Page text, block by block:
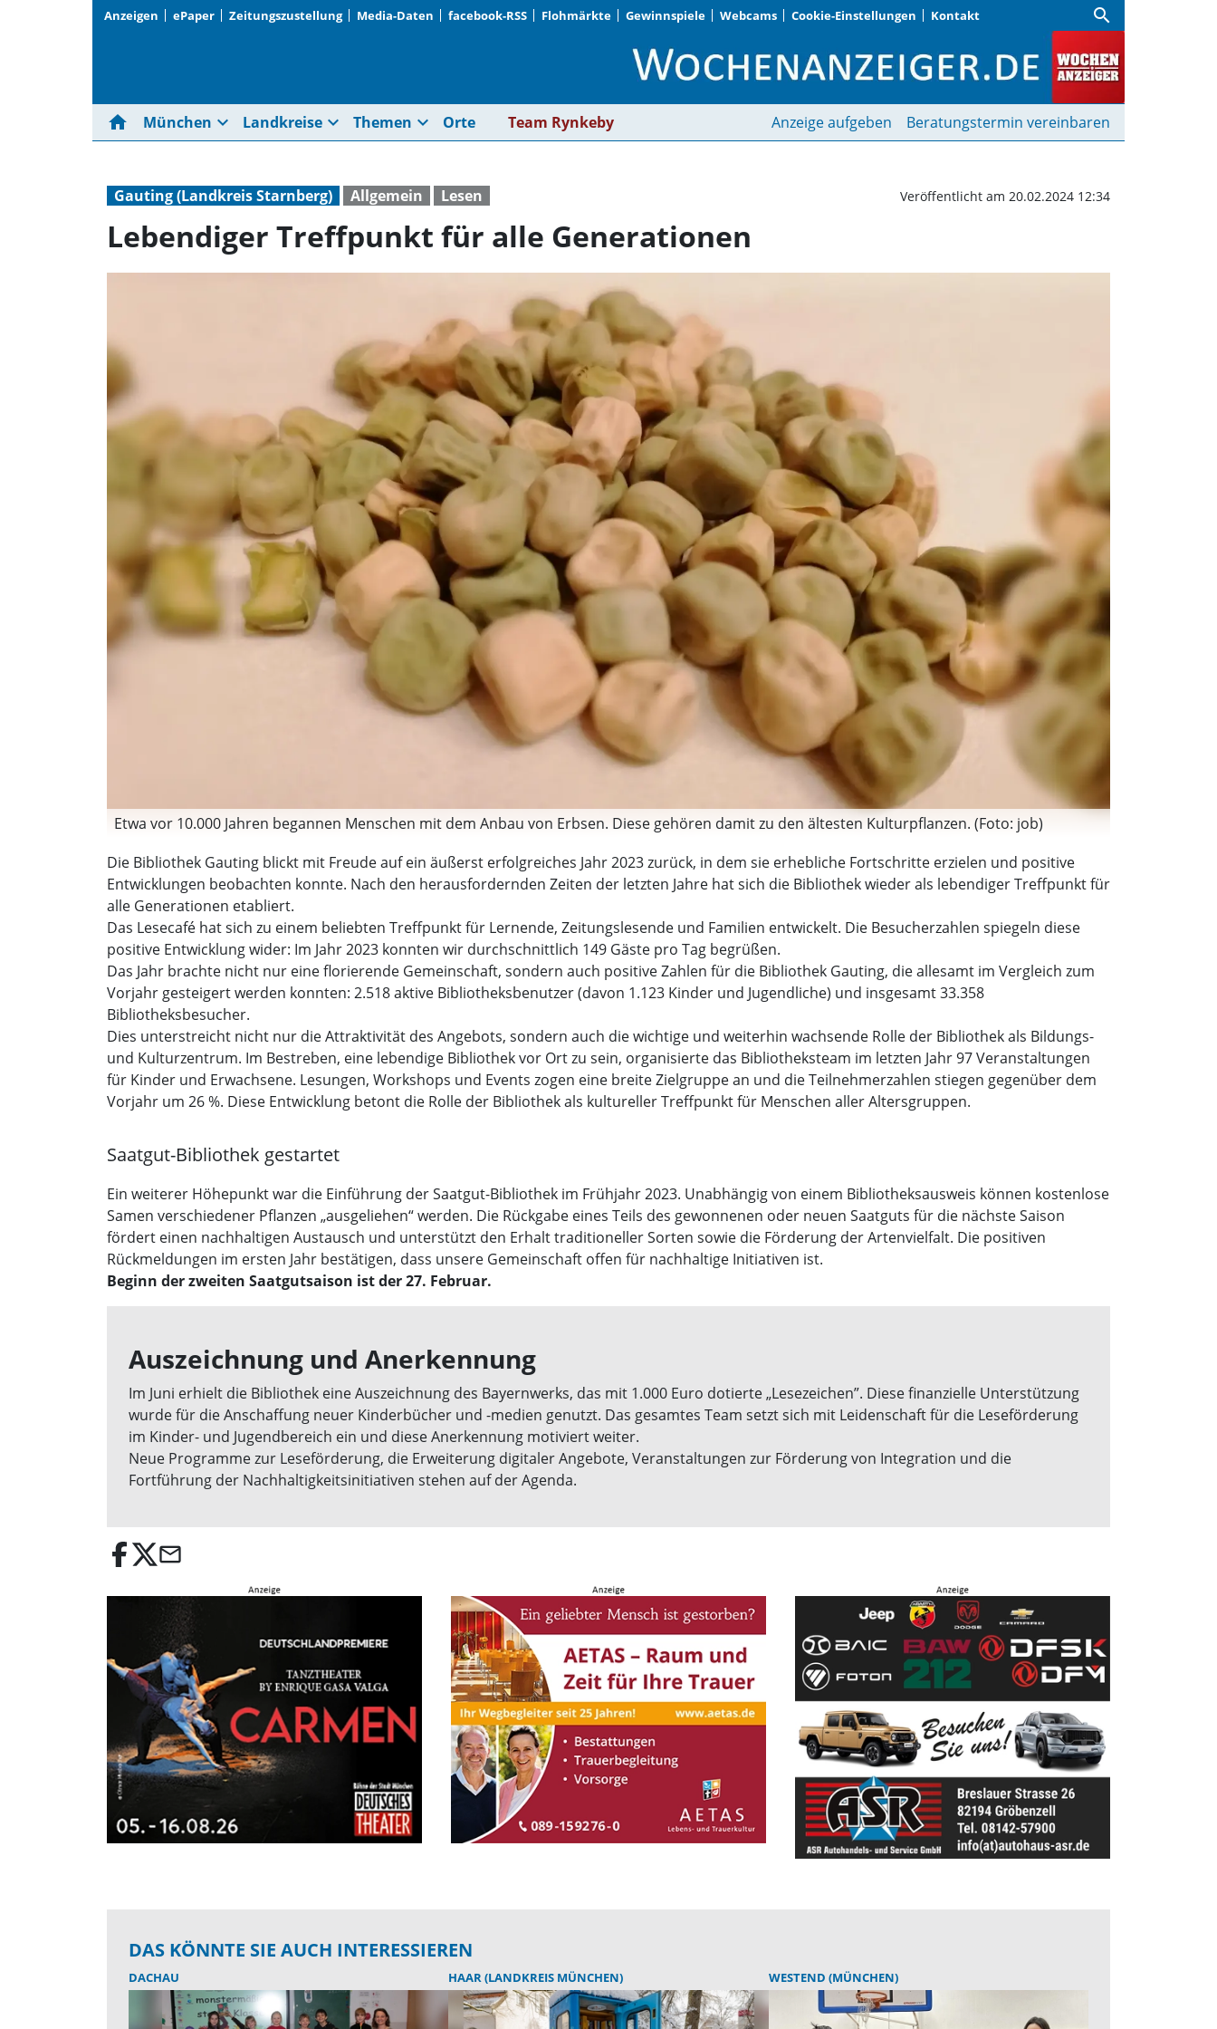
Anzeigen ePaper Zeitungszustellung Media-Daten facebook-RSS Flohmärkte Gewinnspiele Webcams Cookie-Einstellungen Kontakt search
Lebendiger Treffpunkt für alle Generationen
home München expand_more Landkreise expand_more Themen expand_more Orte Team Rynkeby Anzeige aufgeben Beratungstermin vereinbaren
Gauting (Landkreis Starnberg) Allgemein Lesen Veröffentlicht am 20.02.2024 12:34
Lebendiger Treffpunkt für alle Generationen
Etwa vor 10.000 Jahren begannen Menschen mit dem Anbau von Erbsen. Diese gehören damit zu den ältesten Kulturpflanzen. (Foto: job)
Die Bibliothek Gauting blickt mit Freude auf ein äußerst erfolgreiches Jahr 2023 zurück, in dem sie erhebliche Fortschritte erzielen und positive
Entwicklungen beobachten konnte. Nach den herausfordernden Zeiten der letzten Jahre hat sich die Bibliothek wieder als lebendiger Treffpunkt für
alle Generationen etabliert.
Das Lesecafé hat sich zu einem beliebten Treffpunkt für Lernende, Zeitungslesende und Familien entwickelt. Die Besucherzahlen spiegeln diese
positive Entwicklung wider: Im Jahr 2023 konnten wir durchschnittlich 149 Gäste pro Tag begrüßen.
Das Jahr brachte nicht nur eine florierende Gemeinschaft, sondern auch positive Zahlen für die Bibliothek Gauting, die allesamt im Vergleich zum
Vorjahr gesteigert werden konnten: 2.518 aktive Bibliotheksbenutzer (davon 1.123 Kinder und Jugendliche) und insgesamt 33.358
Bibliotheksbesucher.
Dies unterstreicht nicht nur die Attraktivität des Angebots, sondern auch die wichtige und weiterhin wachsende Rolle der Bibliothek als Bildungs-
und Kulturzentrum. Im Bestreben, eine lebendige Bibliothek vor Ort zu sein, organisierte das Bibliotheksteam im letzten Jahr 97 Veranstaltungen
für Kinder und Erwachsene. Lesungen, Workshops und Events zogen eine breite Zielgruppe an und die Teilnehmerzahlen stiegen gegenüber dem
Vorjahr um 26 %. Diese Entwicklung betont die Rolle der Bibliothek als kultureller Treffpunkt für Menschen aller Altersgruppen.
Saatgut-Bibliothek gestartet
Ein weiterer Höhepunkt war die Einführung der Saatgut-Bibliothek im Frühjahr 2023. Unabhängig von einem Bibliotheksausweis können kostenlose
Samen verschiedener Pflanzen „ausgeliehen“ werden. Die Rückgabe eines Teils des gewonnenen oder neuen Saatguts für die nächste Saison
fördert einen nachhaltigen Austausch und unterstützt den Erhalt traditioneller Sorten sowie die Förderung der Artenvielfalt. Die positiven
Rückmeldungen im ersten Jahr bestätigen, dass unsere Gemeinschaft offen für nachhaltige Initiativen ist.
Beginn der zweiten Saatgutsaison ist der 27. Februar.
Auszeichnung und Anerkennung
Im Juni erhielt die Bibliothek eine Auszeichnung des Bayernwerks, das mit 1.000 Euro dotierte „Lesezeichen”. Diese finanzielle Unterstützung
wurde für die Anschaffung neuer Kinderbücher und -medien genutzt. Das gesamtes Team setzt sich mit Leidenschaft für die Leseförderung
im Kinder- und Jugendbereich ein und diese Anerkennung motiviert weiter.
Neue Programme zur Leseförderung, die Erweiterung digitaler Angebote, Veranstaltungen zur Förderung von Integration und die
Fortführung der Nachhaltigkeitsinitiativen stehen auf der Agenda.
email
DAS KÖNNTE SIE AUCH INTERESSIEREN
DACHAU HAAR (LANDKREIS MÜNCHEN) WESTEND (MÜNCHEN)